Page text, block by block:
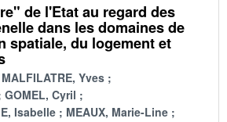
de l'Etat au regard des
dans les domaines de
spatiale, du logement et
MALFILATRE, Yves
GOMEL, Cyril
Isabelle
MEAUX, Marie-Line